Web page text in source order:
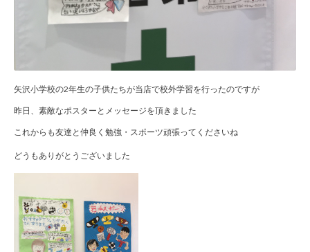
矢沢小学校の2年生の子供たちが当店で校外学習を行ったのですが
昨日、素敵なポスターとメッセージを頂きました
これからも友達と仲良く勉強・スポーツ頑張ってくださいね
どうもありがとうございました